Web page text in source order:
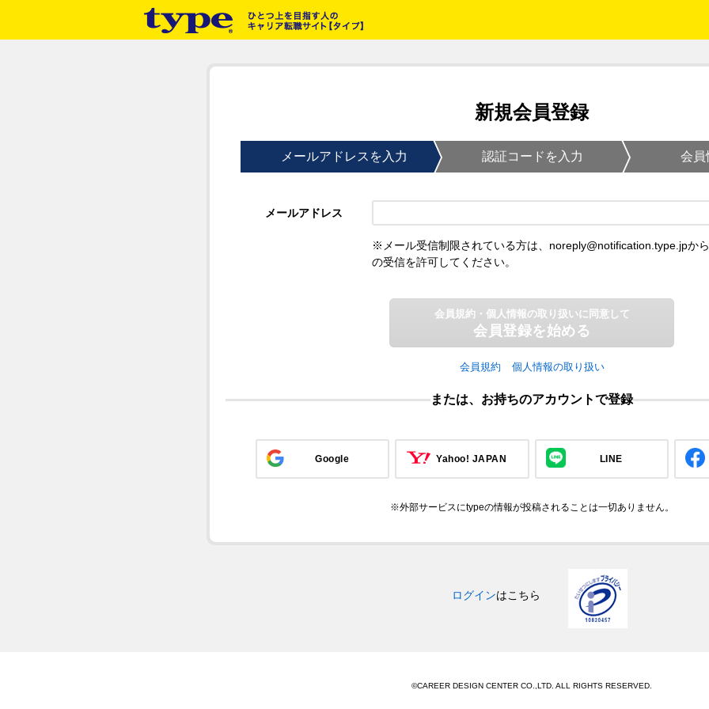
新規会員登録
メールアドレスを入力 認証コードを入力 会員
メールアドレス
※メール受信制限されている方は、noreply@notification.type.jpから
の受信を許可してください。
会員規約・個人情報の取り扱いに同意して
会員登録を始める
会員規約 個人情報の取り扱い
または、お持ちのアカウントで登録
Google Yahoo! JAPAN LINE
※外部サービスにtypeの情報が投稿されることは一切ありません。
ログインはこちら
©CAREER DESIGN CENTER CO.,LTD. ALL RIGHTS RESERVED.